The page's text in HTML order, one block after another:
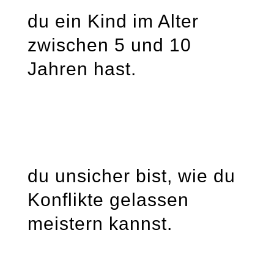
du ein Kind im Alter
zwischen 5 und 10
Jahren hast.
du unsicher bist, wie du
Konflikte gelassen
meistern kannst.